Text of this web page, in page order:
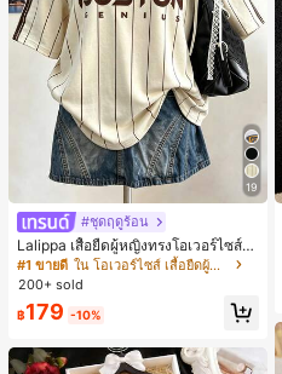
19
#ชุดฤดูร้อน
Lalippa เสื้อยืดผู้หญิงทรงโอเวอร์ไซส์ค
วามยาวกลาง คอกลม ไหล่ตก ลายพิมพ์
ตัวอักษรและลายทางแนวตั้ง สไตล์แฟชั่
นมินิมอล ของขวัญให้เพื่อน
#1 ขายดี
ใน โอเวอร์ไซส์ เสื้อยืดผู้หญิง
200+ sold
฿179 -10%